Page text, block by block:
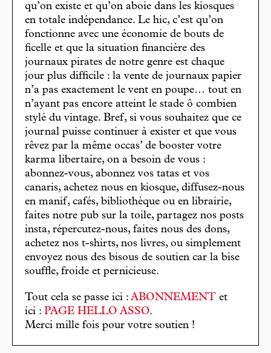
qu’on existe et qu’on aboie dans les kiosques
en totale indépendance. Le hic, c’est qu’on
fonctionne avec une économie de bouts de
ficelle et que la situation financière des
journaux pirates de notre genre est chaque
jour plus difficile : la vente de journaux papier
n’a pas exactement le vent en poupe… tout en
n’ayant pas encore atteint le stade ô combien
stylé du vintage. Bref, si vous souhaitez que ce
journal puisse continuer à exister et que vous
rêvez par la même occas’ de booster votre
karma libertaire, on a besoin de vous :
abonnez-vous, abonnez vos tatas et vos
canaris, achetez nous en kiosque, diffusez-nous
en manif, cafés, bibliothèque ou en librairie,
faites notre pub sur la toile, partagez nos posts
insta, répercutez-nous, faites nous des dons,
achetez nos t-shirts, nos livres, ou simplement
envoyez nous des bisous de soutien car la bise
souffle, froide et pernicieuse.
Tout cela se passe ici : ABONNEMENT et
ici : PAGE HELLO ASSO.
Merci mille fois pour votre soutien !